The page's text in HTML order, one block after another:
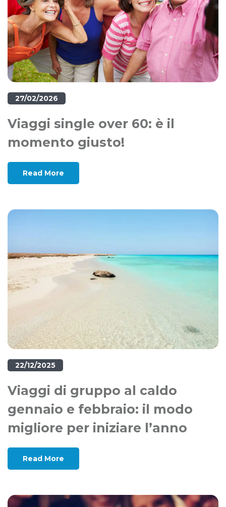
27/02/2026
Viaggi single over 60: è il
momento giusto!
Read More
22/12/2025
Viaggi di gruppo al caldo
gennaio e febbraio: il modo
migliore per iniziare l’anno
Read More